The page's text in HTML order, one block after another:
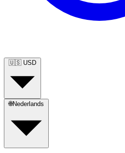
🇺🇸 USD
🌐Nederlands